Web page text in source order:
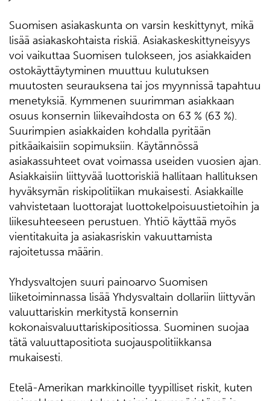
Suomisen asiakaskunta on varsin keskittynyt, mikä
lisää asiakaskohtaista riskiä. Asiakaskeskittyneisyys
voi vaikuttaa Suomisen tulokseen, jos asiakkaiden
ostokäyttäytyminen muuttuu kulutuksen
muutosten seurauksena tai jos myynnissä tapahtuu
menetyksiä. Kymmenen suurimman asiakkaan
osuus konsernin liikevaihdosta on 63 % (63 %).
Suurimpien asiakkaiden kohdalla pyritään
pitkäaikaisiin sopimuksiin. Käytännössä
asiakassuhteet ovat voimassa useiden vuosien ajan.
Asiakkaisiin liittyvää luottoriskiä hallitaan hallituksen
hyväksymän riskipolitiikan mukaisesti. Asiakkaille
vahvistetaan luottorajat luottokelpoisuustietoihin ja
liikesuhteeseen perustuen. Yhtiö käyttää myös
vientitakuita ja asiakasriskin vakuuttamista
rajoitetussa määrin.
Yhdysvaltojen suuri painoarvo Suomisen
liiketoiminnassa lisää Yhdysvaltain dollariin liittyvän
valuuttariskin merkitystä konsernin
kokonaisvaluuttariskipositiossa. Suominen suojaa
tätä valuuttapositiota suojauspolitiikkansa
mukaisesti.
Etelä-Amerikan markkinoille tyypilliset riskit, kuten